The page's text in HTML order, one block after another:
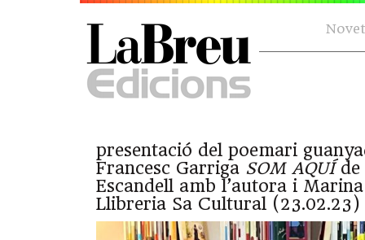
presentació del poemari
Francesc Garriga SOM AQUÍde
Escandell amb l’autora i
Llibreria Sa Cultural (23.02.23)